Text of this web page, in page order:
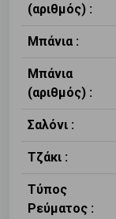
(αριθμός) :
Μπάνια :
Μπάνια
(αριθμός) :
Σαλόνι :
Τζάκι :
Τύπος
Ρεύματος :